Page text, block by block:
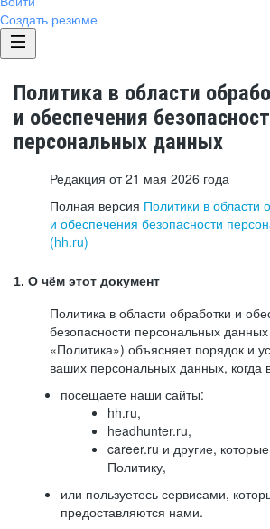
Создать резюме
Политика в области
и обеспечения
персональных данных
Редакция от 21 мая 2026 года
Полная версия Политики в области
и обеспечения безопасности
(hh.ru)
1. О чём этот документ
Политика в области обработки и
безопасности персональных
«Политика») объясняет порядок и
ваших персональных данных, когда
посещаете наши сайты:
hh.ru,
headhunter.ru,
career.ru и другие,
Политику,
или пользуетесь сервисами,
предоставляются нами.